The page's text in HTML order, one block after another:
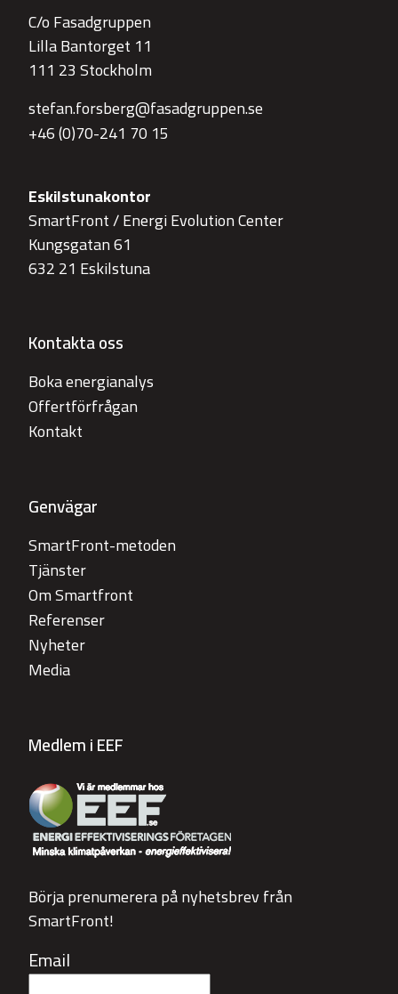
C/o Fasadgruppen
Lilla Bantorget 11
111 23 Stockholm
stefan.forsberg@fasadgruppen.se
+46 (0)70-241 70 15
Eskilstunakontor
SmartFront / Energi Evolution Center
Kungsgatan 61
632 21 Eskilstuna
Kontakta oss
Boka energianalys
Offertförfrågan
Kontakt
Genvägar
SmartFront-metoden
Tjänster
Om Smartfront
Referenser
Nyheter
Media
Medlem i EEF
Börja prenumerera på nyhetsbrev från
SmartFront!
Email